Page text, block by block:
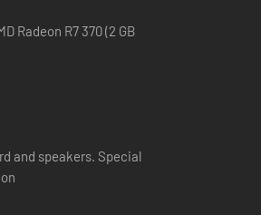
and speakers. Special